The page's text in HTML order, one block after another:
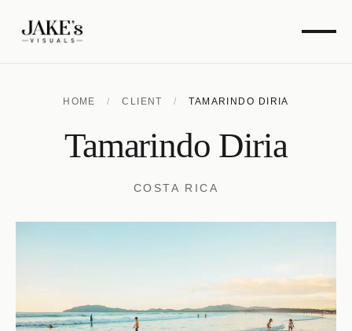
HOME / CLIENT / TAMARINDO DIRIA
Tamarindo Diria
COSTA RICA